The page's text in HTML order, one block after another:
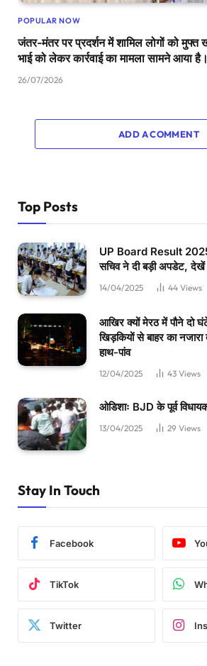
POPULAR NOW
जंतर-मंतर पर प्रदर्शन में शामिल लोगों को मुफ्त
भाई को लेकर कार्रवाई का मामला सामने आया है।
26/07/2026
ADD A COMMENT
Top Posts
UP Board Result
सचिव ने दी बड़ी अपडेट, देखें
14/04/2025 44 Views
आखिर क्यों मेरठ में पौने दो
खिड़कियों से बाहर का
हाथ-पांव
12/04/2025 43 Views
ओडिशाः BJD के पूर्व
13/04/2025 29 Views
Stay In Touch
Facebook
TikTok
Twitter